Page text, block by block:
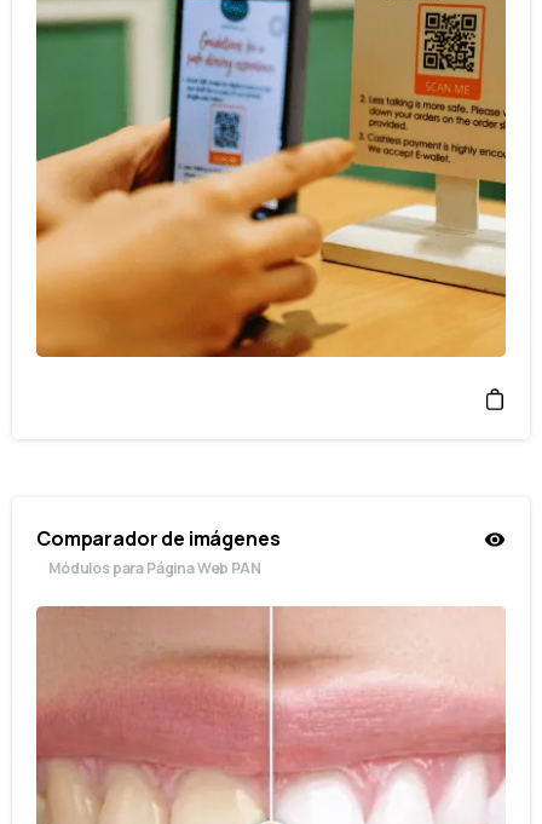
Comparador de imágenes
Módulos para Página Web PAN